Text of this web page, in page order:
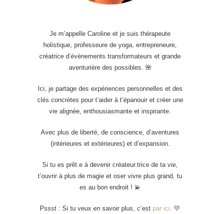
Je m’appelle Caroline et je suis thérapeute
holistique, professeure de yoga, entrepreneure,
créatrice d’évènements transformateurs et grande
aventurière des possibles. 🌺
Ici, je partage des expériences personnelles et des
clés concrètes pour t’aider à t’épanouir et créer une
vie alignée, enthousiasmante et inspirante.
Avec plus de liberté, de conscience, d’aventures
(intérieures et extérieures) et d’expansion.
Si tu es prêt.e à devenir créateur.trice de ta vie,
t’ouvrir à plus de magie et oser vivre plus grand, tu
es au bon endroit ! 💫
Pssst : Si tu veux en savoir plus, c’est par ici. 💛